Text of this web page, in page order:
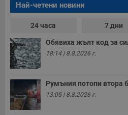
Най-четени новини
24 часа 7 дни
Обявиха жълт код за
18:14 | 8.8.2026 г.
Румъния потопи втора
13:05 | 8.8.2026 г.